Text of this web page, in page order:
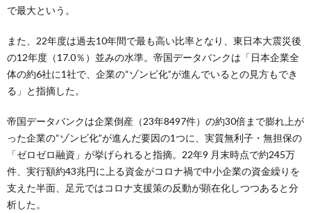
で最大という。
また、22年度は過去10年間で最も高い比率となり、東日本大震災後
の12年度（17.0％）並みの水準。帝国データバンクは「日本企業全
体の約6社に1社で、企業の“ゾンビ化”が進んでいるとの見方もでき
る」と指摘した。
帝国データバンクは企業倒産（23年8497件）の約30倍まで膨れ上が
った企業の“ゾンビ化”が進んだ要因の1つに、実質無利子・無担保の
「ゼロゼロ融資」が挙げられると指摘。22年9 月末時点で約245万
件、実行額約43兆円に上る資金がコロナ禍で中小企業の資金繰りを
支えた半面、足元ではコロナ支援策の反動が顕在化しつつあると分
析した。